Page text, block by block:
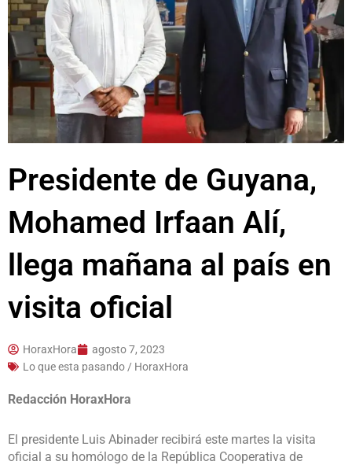
Presidente de Guyana,
Mohamed Irfaan Alí,
llega mañana al país en
visita oficial
HoraxHora
agosto 7, 2023
Lo que esta pasando / HoraxHora
Redacción HoraxHora
El presidente Luis Abinader recibirá este martes la visita
oficial a su homólogo de la República Cooperativa de